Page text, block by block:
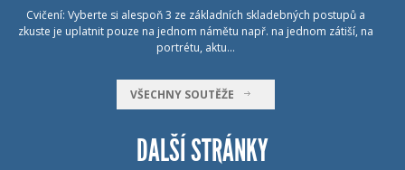
Cvičení: Vyberte si alespoň 3 ze základních skladebných postupů a
zkuste je uplatnit pouze na jednom námětu např. na jednom zátiší, na
portrétu, aktu…
VŠECHNY SOUTĚŽE
DALŠÍ STRÁNKY